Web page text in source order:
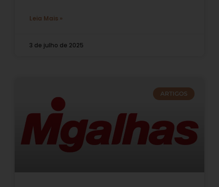
Leia Mais »
3 de julho de 2025
ARTIGOS